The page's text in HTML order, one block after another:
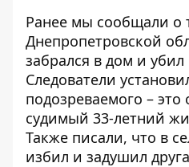
Ранее мы сообщали о
Днепропетровской
забрался в дом и
Следователи
подозреваемого – это
судимый 33-летний
Также писали, что в
избил и задушил друга